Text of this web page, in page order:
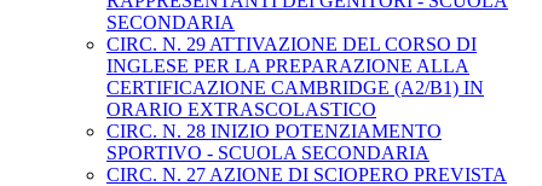
SECONDARIA
CIRC. N. 29 ATTIVAZIONE DEL CORSO DI
INGLESE PER LA PREPARAZIONE ALLA
CERTIFICAZIONE CAMBRIDGE (A2/B1) IN
ORARIO EXTRASCOLASTICO
CIRC. N. 28 INIZIO POTENZIAMENTO
SPORTIVO - SCUOLA SECONDARIA
CIRC. N. 27 AZIONE DI SCIOPERO PREVISTA